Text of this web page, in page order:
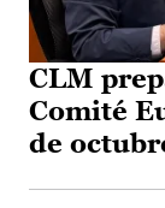
CLM
Comité
de